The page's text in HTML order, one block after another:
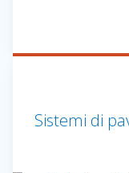
Sistemi di